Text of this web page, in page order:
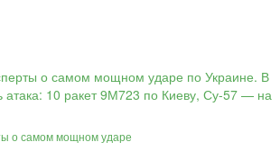
о самом мощном ударе